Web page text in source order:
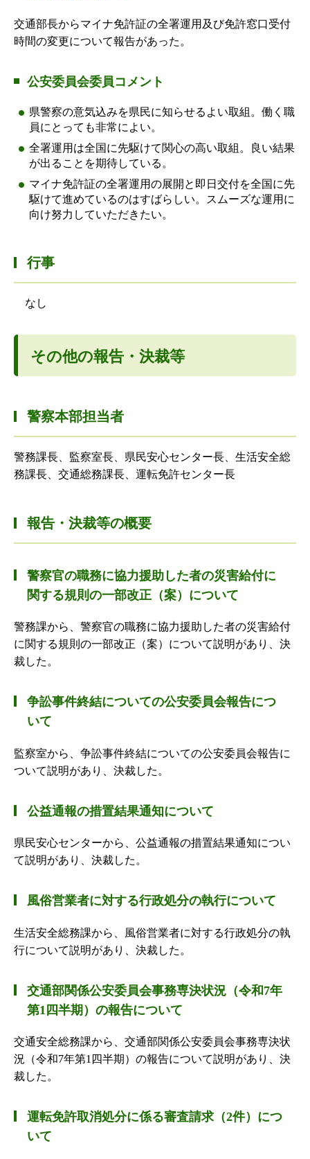
交通部長からマイナ免許証の全署運用及び免許窓口受付
時間の変更について報告があった。
公安委員会委員コメント
県警察の意気込みを県民に知らせるよい取組。働く職
員にとっても非常によい。
全署運用は全国に先駆けて関心の高い取組。良い結果
が出ることを期待している。
マイナ免許証の全署運用の展開と即日交付を全国に先
駆けて進めているのはすばらしい。スムーズな運用に
向け努力していただきたい。
行事
なし
その他の報告・決裁等
警察本部担当者
警務課長、監察室長、県民安心センター長、生活安全総
務課長、交通総務課長、運転免許センター長
報告・決裁等の概要
警察官の職務に協力援助した者の災害給付に
関する規則の一部改正（案）について
警務課から、警察官の職務に協力援助した者の災害給付
に関する規則の一部改正（案）について説明があり、決
裁した。
争訟事件終結についての公安委員会報告につ
いて
監察室から、争訟事件終結についての公安委員会報告に
ついて説明があり、決裁した。
公益通報の措置結果通知について
県民安心センターから、公益通報の措置結果通知につい
て説明があり、決裁した。
風俗営業者に対する行政処分の執行について
生活安全総務課から、風俗営業者に対する行政処分の執
行について説明があり、決裁した。
交通部関係公安委員会事務専決状況（令和7年
第1四半期）の報告について
交通安全総務課から、交通部関係公安委員会事務専決状
況（令和7年第1四半期）の報告について説明があり、決
裁した。
運転免許取消処分に係る審査請求（2件）につ
いて